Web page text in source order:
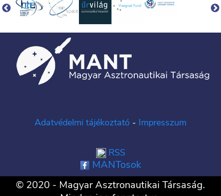
Adatvédelmi tájékoztató - Impresszum
RSS
MANTosok
© 2020 - Magyar Asztronautikai Társaság.